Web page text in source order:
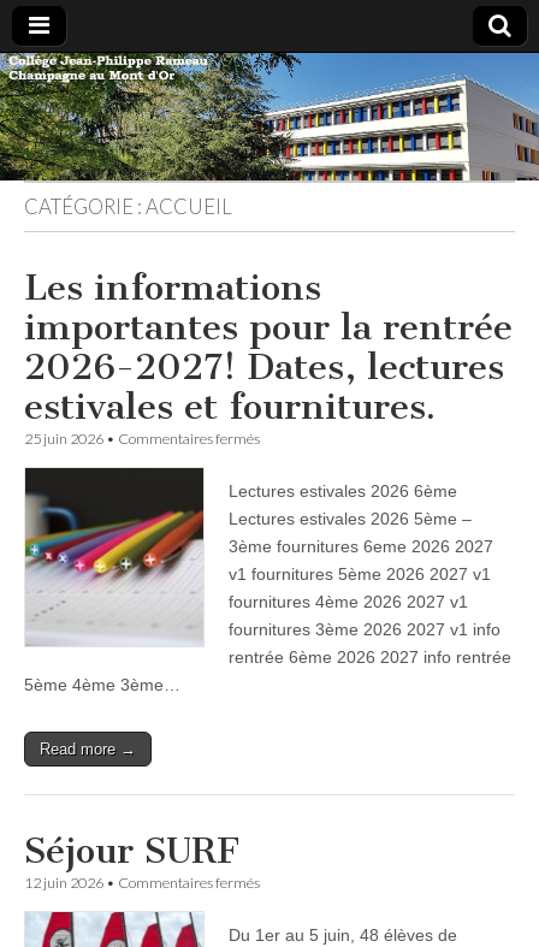
Collège
Jean-
Philippe
Rameau
Le site du
collège
Jean-
Philippe
Rameau à
Champagne
au Mont
d'or
CATÉGORIE :ACCUEIL
Les informations
importantes pour la rentrée
2026-2027! Dates, lectures
estivales et fournitures.
25 juin 2026 • Commentaires ferméssur
importantes
pour
rentrée
2026-
2027!
Dates,
lectures
estivales
et
Lectures estivales 2026 6ème
Lectures estivales 2026 5ème –
3ème fournitures 6eme 2026 2027
v1 fournitures 5ème 2026 2027 v1
fournitures 4ème 2026 2027 v1
fournitures 3ème 2026 2027 v1 info
rentrée 6ème 2026 2027 info rentrée
5ème 4ème 3ème…
Read more →
Séjour SURF
12 juin 2026 • Commentaires ferméssur
Du 1er au 5 juin, 48 élèves de
Panneau de gestion des cookies